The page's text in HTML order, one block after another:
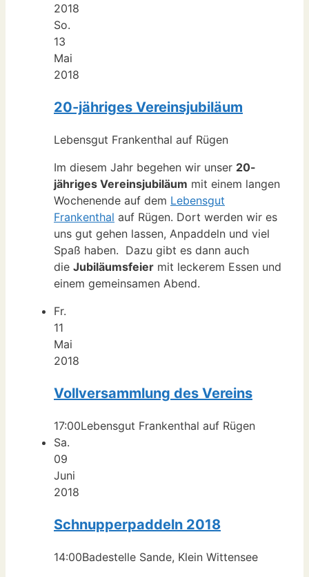
2018
So.
13
Mai
2018
20-jähriges Vereinsjubiläum
Lebensgut Frankenthal auf Rügen
Im diesem Jahr begehen wir unser 20-
jähriges Vereinsjubiläum mit einem langen
Wochenende auf dem Lebensgut
Frankenthal auf Rügen. Dort werden wir es
uns gut gehen lassen, Anpaddeln und viel
Spaß haben. Dazu gibt es dann auch
die Jubiläumsfeier mit leckerem Essen und
einem gemeinsamen Abend.
Fr.
11
Mai
2018
Vollversammlung des Vereins
17:00Lebensgut Frankenthal auf Rügen
Sa.
09
Juni
2018
Schnupperpaddeln 2018
14:00Badestelle Sande, Klein Wittensee